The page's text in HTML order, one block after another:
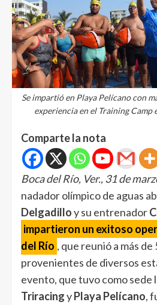
Se impartió en Playa Pelícano con
experiencia en el Training Camp
Comparte la nota
Boca del Río, Ver., 31 de
nadador olímpico de aguas
Delgadilloy su entrenador
impartieron un exitoso
del Río , que reunió a más
provenientes de diversos
evento, que tuvo como sede
TriracingyPlaya Pelícano,